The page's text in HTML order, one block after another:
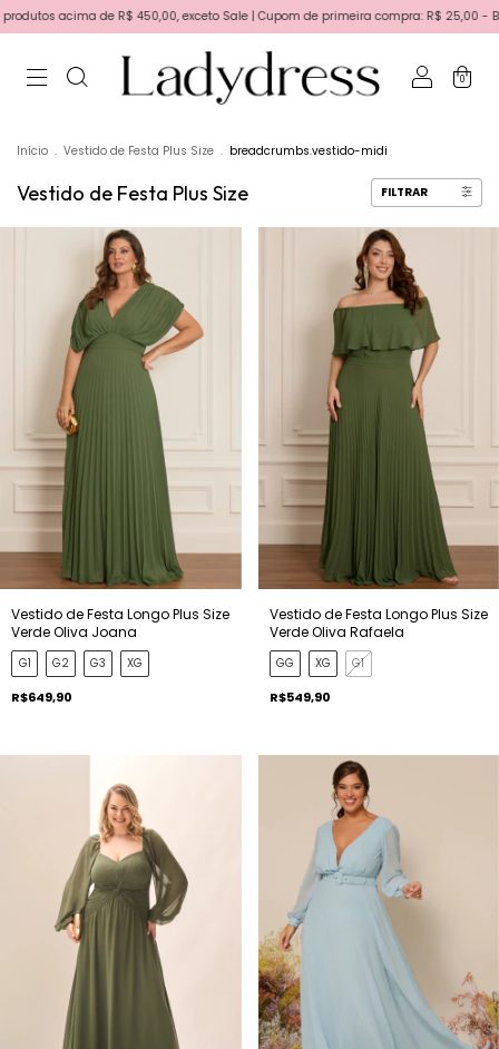
exceto Sale | Cupom de primeira compra: R$ 25,00 - BEMVINDA | Primeira
0
Início . Vestido de Festa Plus Size . breadcrumbs.vestido-midi
Vestido de Festa Plus Size FILTRAR
Vestido de Festa Longo Plus Size
Verde Oliva Joana
G1 G2 G3 XG
R$649,90
Vestido de Festa Longo Plus Size
Verde Oliva Rafaela
GG XG G1
R$549,90